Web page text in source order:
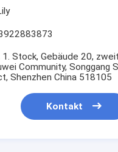
1. Stock, Gebäude 20,
Community, Songgang
Shenzhen China 518105
Kontakt